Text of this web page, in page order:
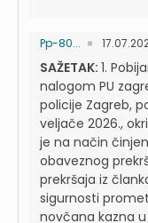
Pp-80...
SAŽETAK: 1.
nalogom PU
policije Zagreb,
veljače 2026.,
je na način
obaveznog
prekršaja iz
sigurnosti
novčana kazna u